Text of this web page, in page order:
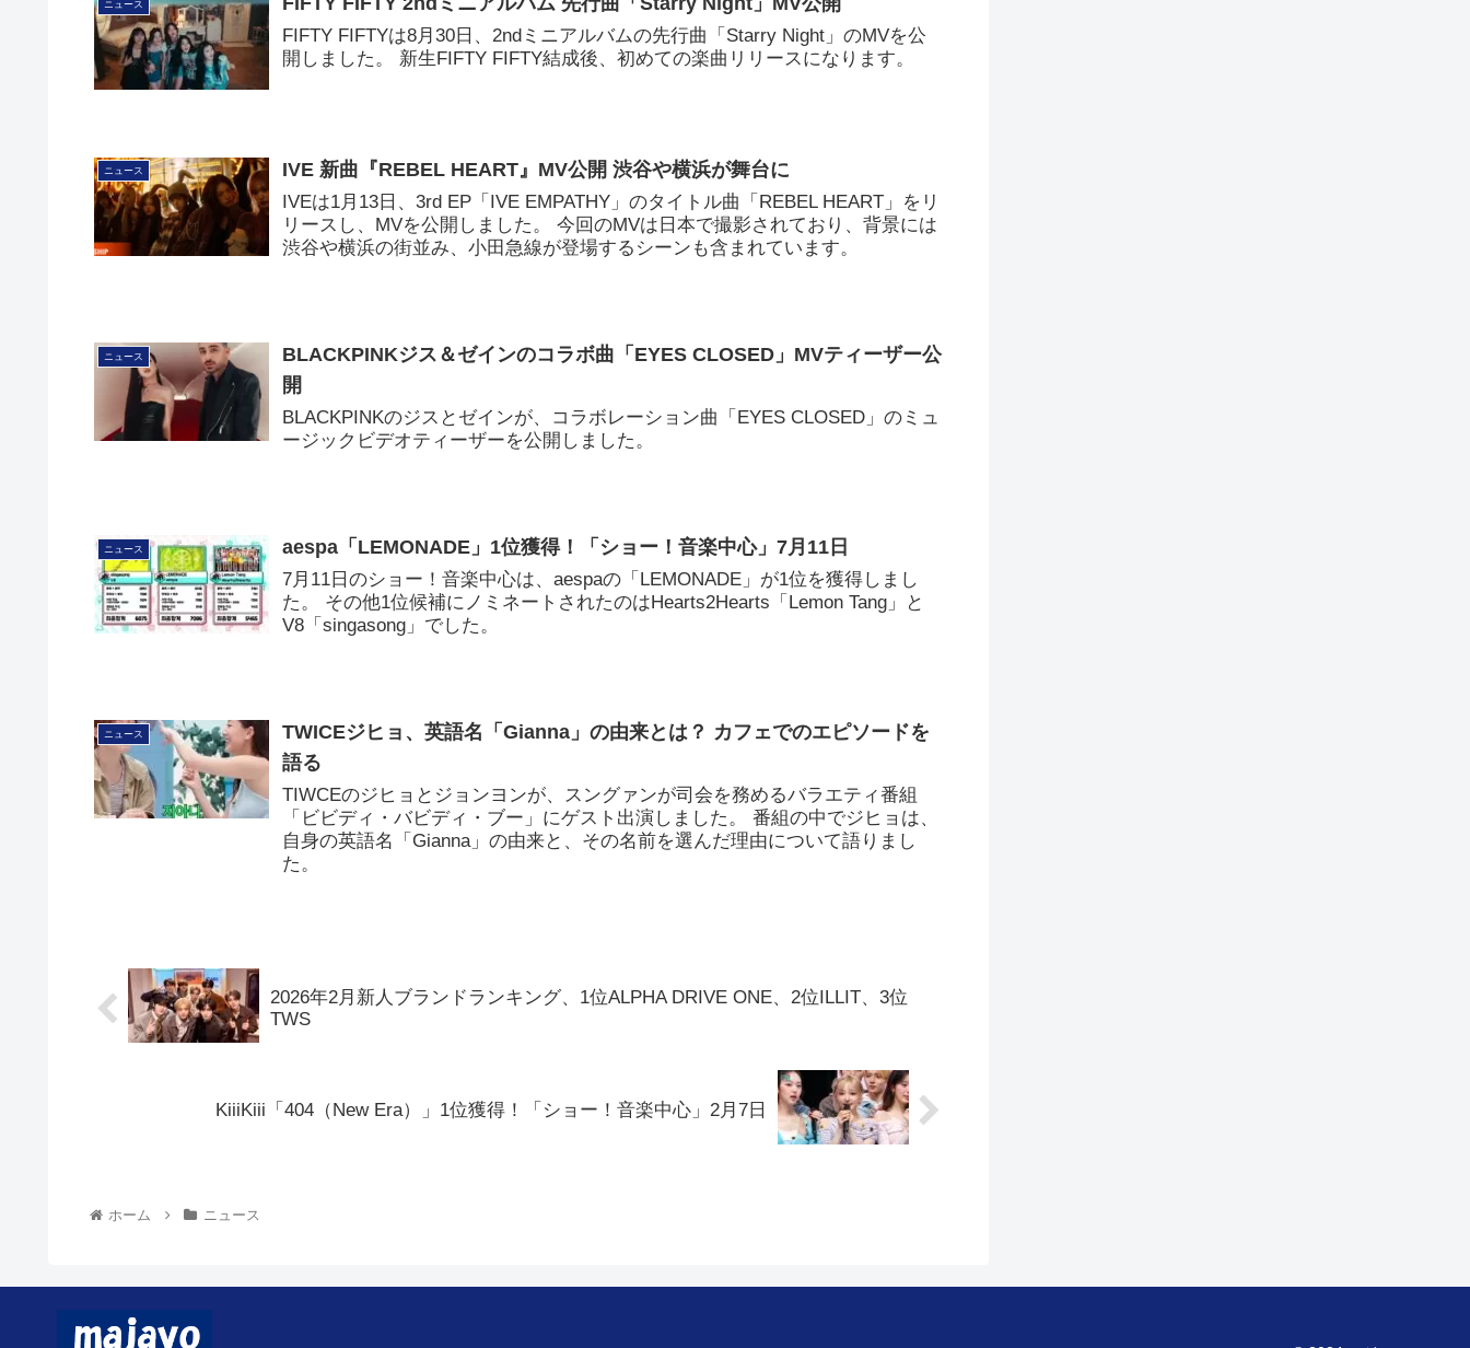
ニュース
FIFTY FIFTYは8月30日、2ndミニアルバムの先行曲「Starry Night」のMVを公
開しました。 新生FIFTY FIFTY結成後、初めての楽曲リリースになります。
ニュース IVE 新曲『REBEL HEART』MV公開 渋谷や横浜が舞台に
IVEは1月13日、3rd EP「IVE EMPATHY」のタイトル曲「REBEL HEART」をリ
リースし、MVを公開しました。 今回のMVは日本で撮影されており、背景には
渋谷や横浜の街並み、小田急線が登場するシーンも含まれています。
ニュース
BLACKPINKジス＆ゼインのコラボ曲「EYES CLOSED」MVティーザー公
開
BLACKPINKのジスとゼインが、コラボレーション曲「EYES CLOSED」のミュ
ージックビデオティーザーを公開しました。
ニュース aespa「LEMONADE」1位獲得！「ショー！音楽中心」7月11日
7月11日のショー！音楽中心は、aespaの「LEMONADE」が1位を獲得しまし
た。 その他1位候補にノミネートされたのはHearts2Hearts「Lemon Tang」と
V8「singasong」でした。
ニュース
TWICEジヒョ、英語名「Gianna」の由来とは？ カフェでのエピソードを
語る
TIWCEのジヒョとジョンヨンが、スングァンが司会を務めるバラエティ番組
「ビビディ・バビディ・ブー」にゲスト出演しました。 番組の中でジヒョは、
自身の英語名「Gianna」の由来と、その名前を選んだ理由について語りまし
た。
2026年2月新人ブランドランキング、1位ALPHA DRIVE ONE、2位ILLIT、3位
TWS
KiiiKiii「404（New Era）」1位獲得！「ショー！音楽中心」2月7日
ホーム ニュース